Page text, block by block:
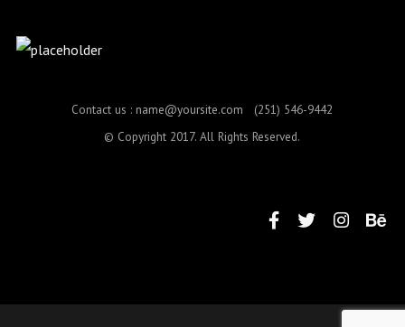
Contact us : name@yoursite.com (251) 546-9442
© Copyright 2017. All Rights Reserved.